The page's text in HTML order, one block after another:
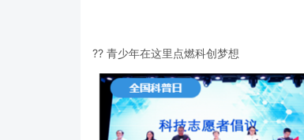
?? 青少年在这里点燃科创梦想